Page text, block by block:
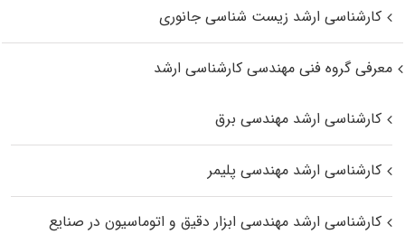
کارشناسی ارشد زیست‌ شناسی جانوری
معرفی گروه فنی مهندسی کارشناسی ارشد
کارشناسی ارشد مهندسی برق
کارشناسی ارشد مهندسی پلیمر
کارشناسی ارشد مهندسی ابزار دقیق و اتوماسیون در صنایع